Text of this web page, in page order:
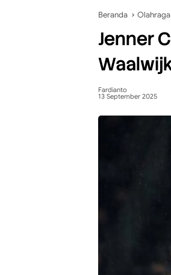
Beranda Olahraga
Jenner
Fardianto
13 September 2025